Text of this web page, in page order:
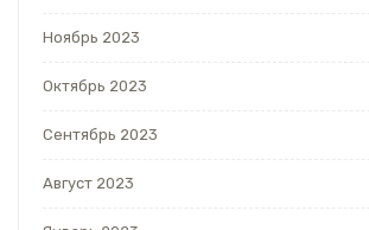
Ноябрь 2023
Октябрь 2023
Сентябрь 2023
Август 2023